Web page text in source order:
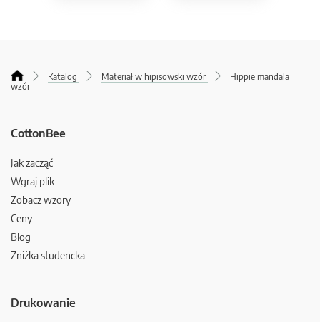
Katalog Materiał w hipisowski wzór
Hippie mandala
wzór
CottonBee
Jak zacząć
Wgraj plik
Zobacz wzory
Ceny
Blog
Zniżka studencka
Drukowanie